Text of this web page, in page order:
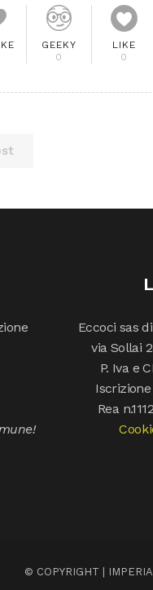
GEEKY
0
LIKE
0
Eccoci sas
via Sollai
P. Iva e
Rea
© COPYRIGHT |